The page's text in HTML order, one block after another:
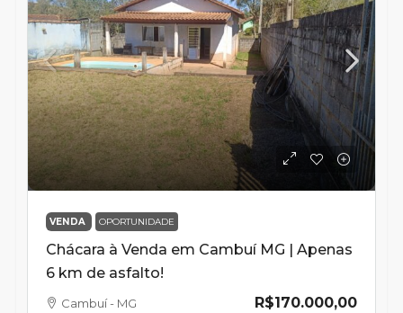
VENDA OPORTUNIDADE
Chácara à Venda em Cambuí MG | Apenas
6 km de asfalto!
R$170.000,00
Cambuí - MG